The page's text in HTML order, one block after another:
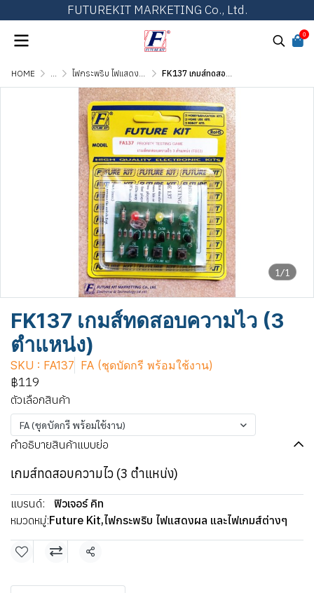
FUTUREKIT MARKETING Co., Ltd.
0
HOME ... ไฟกระพริบ ไฟแสดงผล และไฟเกมส์ต่างๆ FK137 เกมส์ทดสอบความไว (3 ตำแหน่ง)
1/1
FK137 เกมส์ทดสอบความไว (3
ตำแหน่ง)
SKU : FA137 FA (ชุดบัดกรี พร้อมใช้งาน)
฿119
ตัวเลือกสินค้า
FA (ชุดบัดกรี พร้อมใช้งาน)
คำอธิบายสินค้าแบบย่อ
เกมส์ทดสอบความไว (3 ตำแหน่ง)
แบรนด์:
ฟิวเจอร์ คิท
หมวดหมู่:Future Kit,ไฟกระพริบ ไฟแสดงผล และไฟเกมส์ต่างๆ
แชร์